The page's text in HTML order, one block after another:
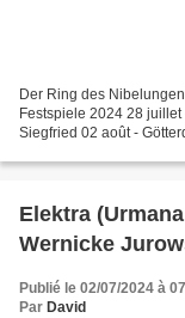
Der Ring des
Festspiele 2024 28
Siegfried 02 août -
Elektra
Wernicke
Publié le 02/07/2024 à
Par David